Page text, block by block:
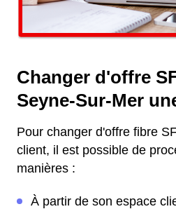
Changer d'offre
Seyne-Sur-Mer
Pour changer d'offre fibre
client, il est possible de
manières :
À partir de son espace